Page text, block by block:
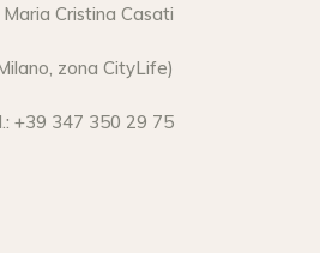
Cristina Casati
zona CityLife)
+39 347 350 29 75